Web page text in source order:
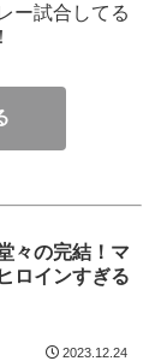
ー試合してる
々の完結！マ
ロインすぎる
2023.12.24